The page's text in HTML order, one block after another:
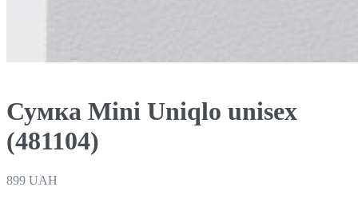
Сумка Mini Uniqlo unisex
(481104)
899 UAH